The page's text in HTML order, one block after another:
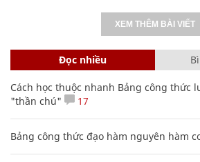
XEM THÊM BÀI VIẾT
Đọc nhiều
Cách học thuộc nhanh Bảng công thức
"thần chú"
17
Bảng công thức đạo hàm nguyên hàm